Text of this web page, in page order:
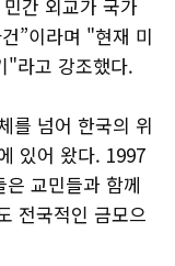
간 외교가 국가
”이라며 "현재 미
"라고 강조했다.
를 넘어 한국의 위
있어 왔다. 1997
은 교민들과 함께
전국적인 금모으